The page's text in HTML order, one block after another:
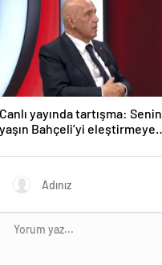
Canlı yayında tartışma: Senin
yaşın Bahçeli’yi eleştirmeye